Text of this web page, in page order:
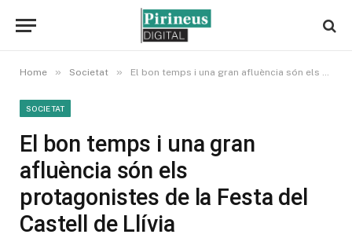
Home » Societat » El bon temps i una gran afluència són els protagonistes de la Festa del Castell de Llívia
SOCIETAT
El bon temps i una gran
afluència són els
protagonistes de la Festa del
Castell de Llívia